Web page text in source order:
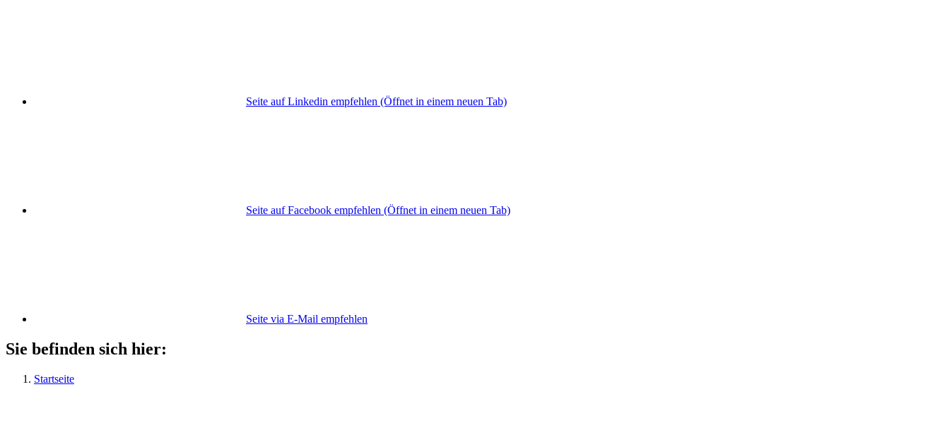
Seite auf Linkedin empfehlen (Öffnet in einem neuen Tab)
Seite auf Facebook empfehlen (Öffnet in einem neuen Tab)
Seite via E-Mail empfehlen
Sie befinden sich hier:
Startseite